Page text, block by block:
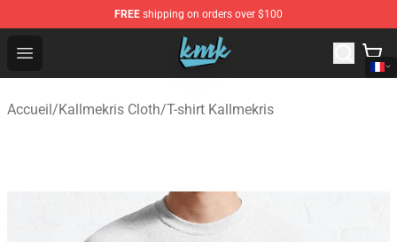
FREE shipping on orders over $100
Open menu
KallMeKris Store - Official KallMeKris Merchandise Shop
Accueil/Kallmekris Cloth/T-shirt Kallmekris